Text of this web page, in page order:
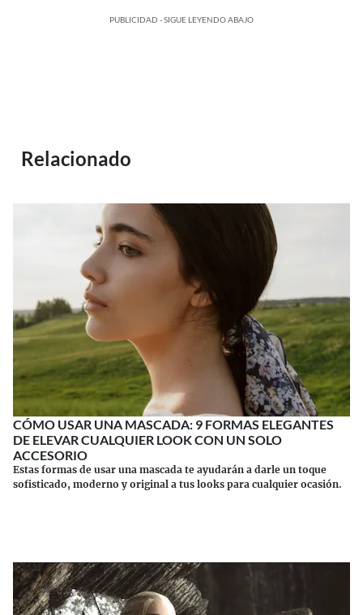
PUBLICIDAD - SIGUE LEYENDO ABAJO
Relacionado
CÓMO USAR UNA MASCADA: 9 FORMAS ELEGANTES
DE ELEVAR CUALQUIER LOOK CON UN SOLO
ACCESORIO
Estas formas de usar una mascada te ayudarán a darle un toque
sofisticado, moderno y original a tus looks para cualquier ocasión.